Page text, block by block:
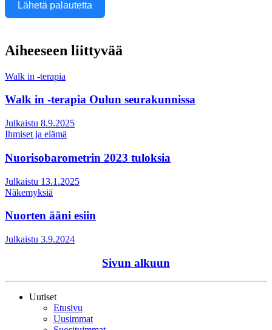
Lähetä palautetta
Aiheeseen liittyvää
Walk in -terapia
Walk in -terapia Oulun seurakunnissa
Julkaistu 8.9.2025
Ihmiset ja elämä
Nuorisobarometrin 2023 tuloksia
Julkaistu 13.1.2025
Näkemyksiä
Nuorten ääni esiin
Julkaistu 3.9.2024
Sivun alkuun
Uutiset
Etusivu
Uusimmat